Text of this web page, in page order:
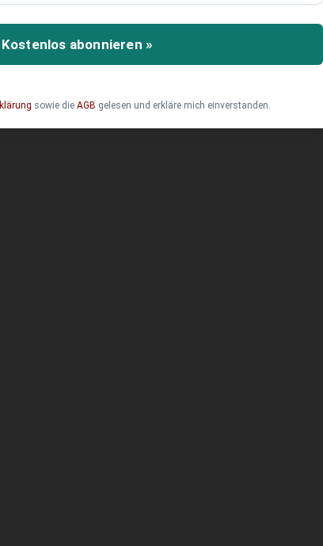
seinen Anteilen
Kostenlos abonnieren »
sowie die AGB gelesen und erkläre mich einverstanden.